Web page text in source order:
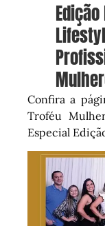
Confira a
Troféu
Especial